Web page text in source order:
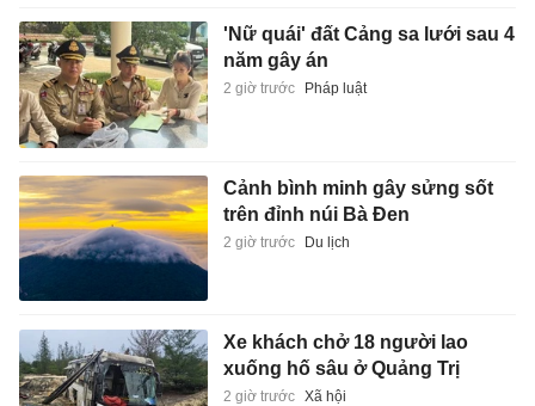
'Nữ quái' đất Cảng sa lưới sau 4
năm gây án
2 giờ trước Pháp luật
Cảnh bình minh gây sửng sốt
trên đỉnh núi Bà Đen
2 giờ trước Du lịch
Xe khách chở 18 người lao
xuống hố sâu ở Quảng Trị
2 giờ trước Xã hội